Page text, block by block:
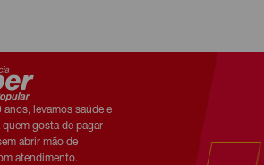
anos, levamos saúde e
quem gosta de pagar
abrir mão de
atendimento.